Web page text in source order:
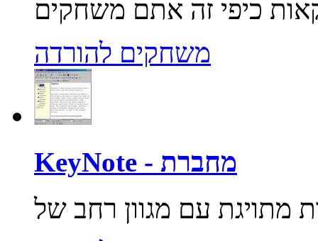
משחקים להורדה
KeyNote - מחברת